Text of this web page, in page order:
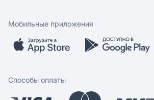
Обратная связь
Скидки и акции
Мобильное приложение
Мобильные приложения
Способы оплаты